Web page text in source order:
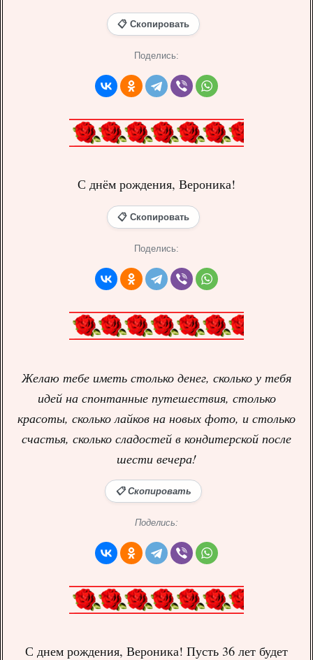
📋 Скопировать
Поделись:
С днём рождения, Вероника!
📋 Скопировать
Поделись:
Желаю тебе иметь столько денег, сколько у тебя
идей на спонтанные путешествия, столько
красоты, сколько лайков на новых фото, и столько
счастья, сколько сладостей в кондитерской после
шести вечера!
📋 Скопировать
Поделись:
С днем рождения, Вероника! Пусть 36 лет будет